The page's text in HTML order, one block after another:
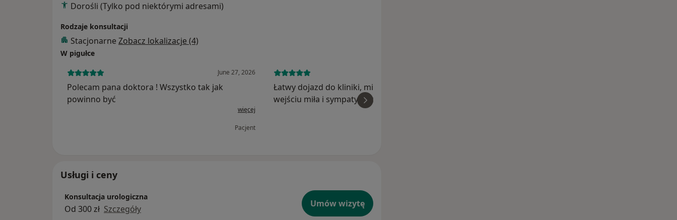
Dorośli (Tylko pod niektórymi adresami)
Rodzaje konsultacji
Stacjonarne Zobacz lokalizacje (4)
W pigułce
June 27, 2026
Polecam pana doktora ! Wszystko tak jak
powinno być
więcej
Pacjent
Łatwy dojazd do kliniki, miejsca parkingowe. Po
wejściu miła i sympatyczna Pani z recepcji
pomaga odnaleźć sie w nowym miejscu. Lekarz
Usługi i ceny
Konsultacja urologiczna
Od 300 zł Szczegóły Umów wizytę